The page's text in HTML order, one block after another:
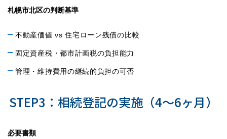
札幌市北区の判断基準
不動産価値 vs 住宅ローン残債の比較
固定資産税・都市計画税の負担能力
管理・維持費用の継続的負担の可否
STEP3：相続登記の実施（4〜6ヶ月）
必要書類